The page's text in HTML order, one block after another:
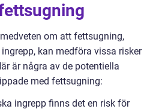
om att fettsugning,
kan medföra vissa risker
är några av de potentiella
med fettsugning:
ingrepp finns det en risk för